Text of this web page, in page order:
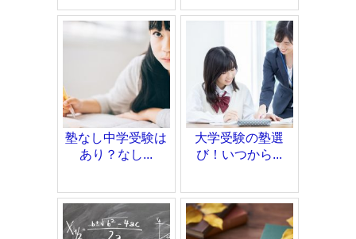
塾なし中学受験は
あり？なし...
大学受験の塾選
び！いつから...